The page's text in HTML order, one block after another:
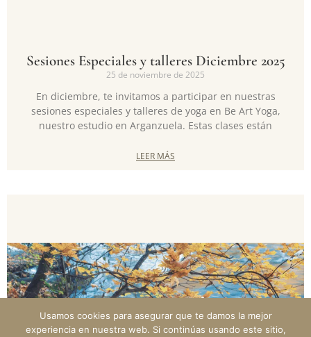
Sesiones Especiales y talleres Diciembre 2025
25 de noviembre de 2025
En diciembre, te invitamos a participar en nuestras
sesiones especiales y talleres de yoga en Be Art Yoga,
nuestro estudio en Arganzuela. Estas clases están
LEER MÁS
Usamos cookies para asegurar que te damos la mejor
experiencia en nuestra web. Si continúas usando este sitio,